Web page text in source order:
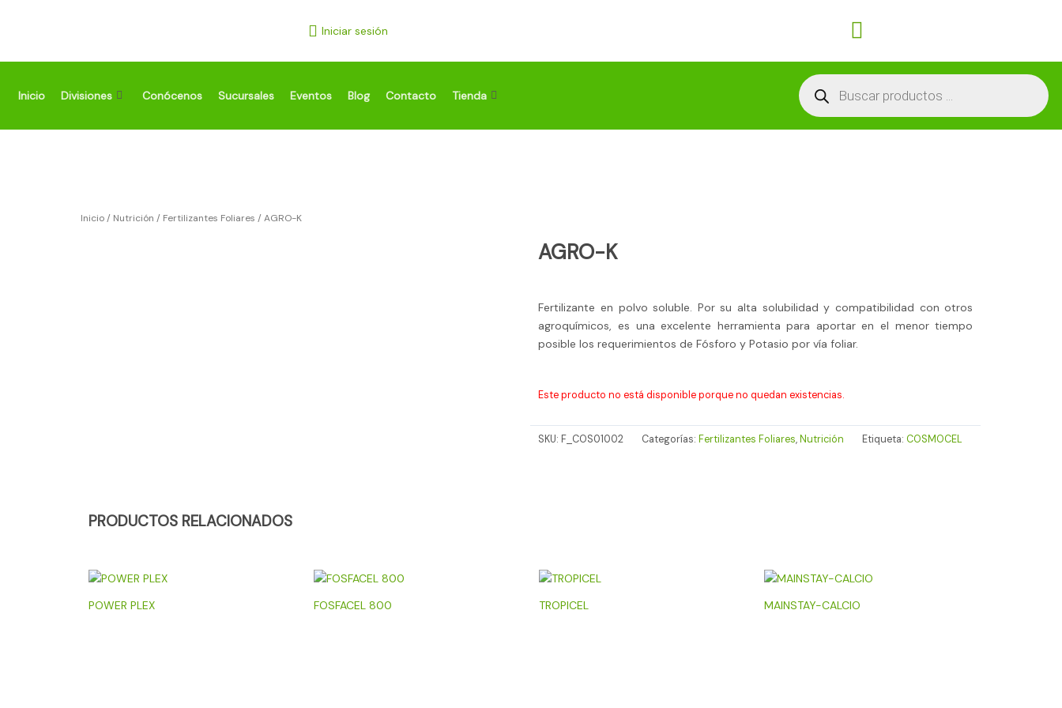
Iniciar sesión Carrito
Inicio Divisiones Conócenos Sucursales Eventos Blog Contacto Tienda
Búsqueda
de
productos
Inicio/ Nutrición / Fertilizantes Foliares / AGRO-K
AGRO-K
Fertilizante en polvo soluble. Por su alta solubilidad y compatibilidad con otros
agroquímicos, es una excelente herramienta para aportar en el menor tiempo
posible los requerimientos de Fósforo y Potasio por vía foliar.
Este producto no está disponible porque no quedan existencias.
SKU: F_COS01002 Categorías: Fertilizantes Foliares, Nutrición Etiqueta: COSMOCEL
PRODUCTOS RELACIONADOS
POWER PLEX FOSFACEL 800 TROPICEL MAINSTAY-CALCIO